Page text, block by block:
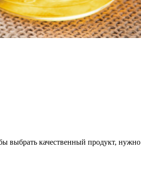
выбрать качественный продукт, нужно